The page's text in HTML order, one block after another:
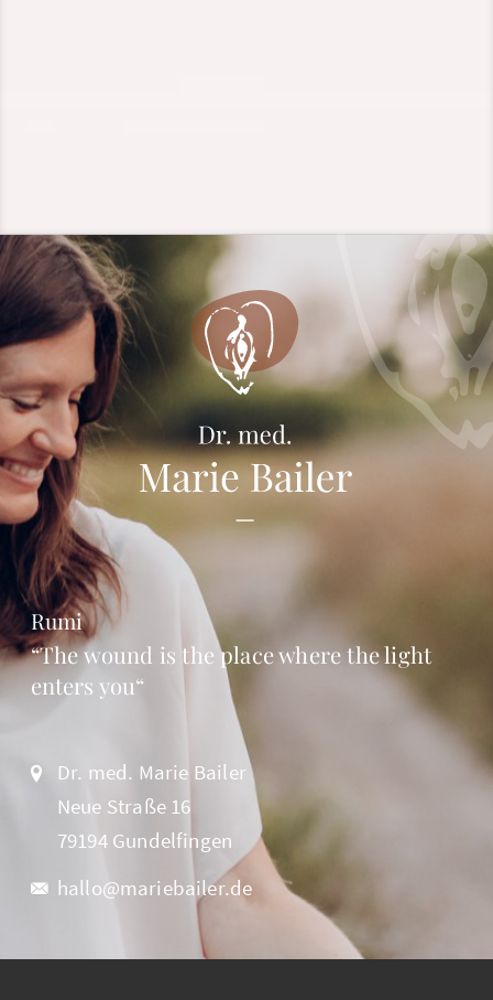
Rumi
“The wound is the place where the light
enters you“
Dr. med. Marie Bailer
Neue Straße 16
79194 Gundelfingen
hallo@mariebailer.de